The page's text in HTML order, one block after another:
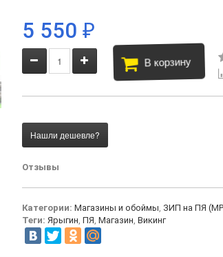
5 550 ₽
В корзину
Отзывы
Категории: Магазины и обоймы, ЗИП на ПЯ
Теги: Ярыгин, ПЯ, Магазин, Викинг